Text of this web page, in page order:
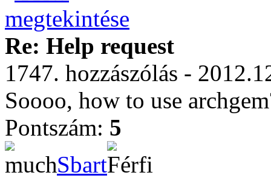
Re: Help request
1747. hozzászólás -
Soooo, how to use
Pontszám: 5
Sbart